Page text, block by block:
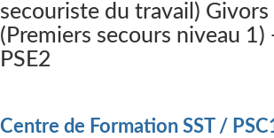
secouriste du travail) Givors
(Premiers secours niveau 1)
PSE2
Centre de Formation SST /